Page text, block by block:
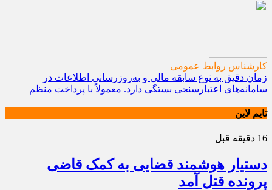
کارشناس روابط عمومی
زمان دقیق به نوع سابقه مالی و به‌روزرسانی اطلاعات در
سامانه‌های اعتبارسنجی بستگی دارد. معمولاً با پرداخت منظم
تایم لاین
16 دقیقه قبل
دستیار هوشمند قضایی به کمک قاضی
پرونده قتل آمد